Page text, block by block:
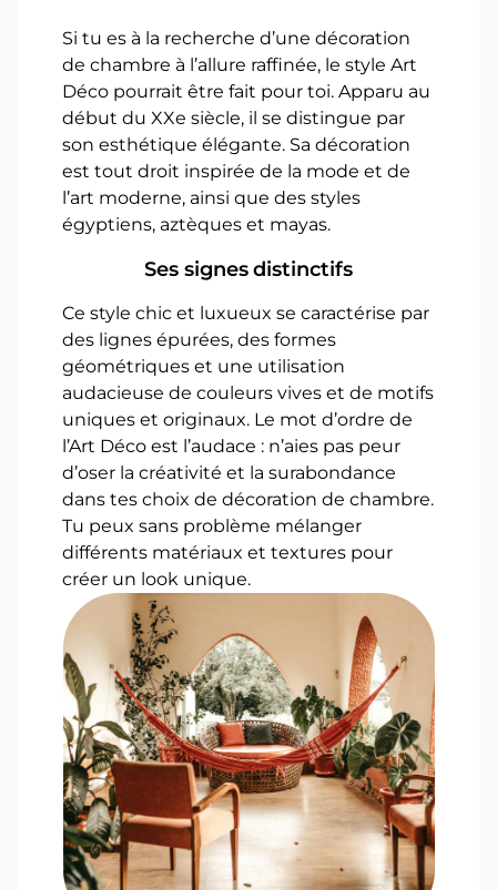
Si tu es à la recherche d’une décoration
de chambre à l’allure raffinée, le style Art
Déco pourrait être fait pour toi. Apparu au
début du XXe siècle, il se distingue par
son esthétique élégante. Sa décoration
est tout droit inspirée de la mode et de
l’art moderne, ainsi que des styles
égyptiens, aztèques et mayas.
Ses signes distinctifs
Ce style chic et luxueux se caractérise par
des lignes épurées, des formes
géométriques et une utilisation
audacieuse de couleurs vives et de motifs
uniques et originaux. Le mot d’ordre de
l’Art Déco est l’audace : n’aies pas peur
d’oser la créativité et la surabondance
dans tes choix de décoration de chambre.
Tu peux sans problème mélanger
différents matériaux et textures pour
créer un look unique.